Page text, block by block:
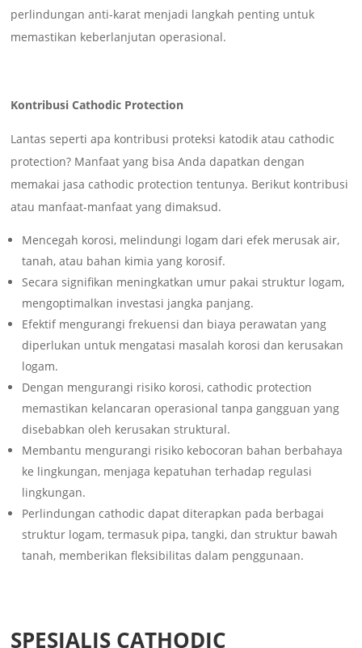
perlindungan anti-karat menjadi langkah penting untuk
memastikan keberlanjutan operasional.
Kontribusi Cathodic Protection
Lantas seperti apa kontribusi proteksi katodik atau cathodic
protection? Manfaat yang bisa Anda dapatkan dengan
memakai jasa cathodic protection tentunya. Berikut kontribusi
atau manfaat-manfaat yang dimaksud.
Mencegah korosi, melindungi logam dari efek merusak air,
tanah, atau bahan kimia yang korosif.
Secara signifikan meningkatkan umur pakai struktur logam,
mengoptimalkan investasi jangka panjang.
Efektif mengurangi frekuensi dan biaya perawatan yang
diperlukan untuk mengatasi masalah korosi dan kerusakan
logam.
Dengan mengurangi risiko korosi, cathodic protection
memastikan kelancaran operasional tanpa gangguan yang
disebabkan oleh kerusakan struktural.
Membantu mengurangi risiko kebocoran bahan berbahaya
ke lingkungan, menjaga kepatuhan terhadap regulasi
lingkungan.
Perlindungan cathodic dapat diterapkan pada berbagai
struktur logam, termasuk pipa, tangki, dan struktur bawah
tanah, memberikan fleksibilitas dalam penggunaan.
SPESIALIS CATHODIC